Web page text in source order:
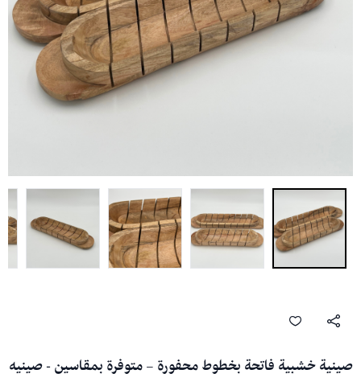
صينية خشبية فاتحة بخطوط محفورة – متوفرة بمقاسين - صينيه